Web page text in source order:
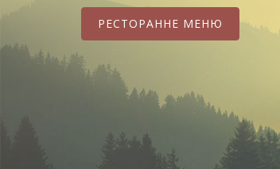
РЕСТОРАННЕ МЕНЮ